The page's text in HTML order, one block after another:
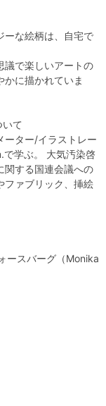
ースバーグ（Monika
ーな絵柄は、自宅で
議で楽しいアートの
に描かれていま
て
ーター/イラストレー
学ぶ。 大気汚染啓
関する国連会議への
ファブリック、挿絵